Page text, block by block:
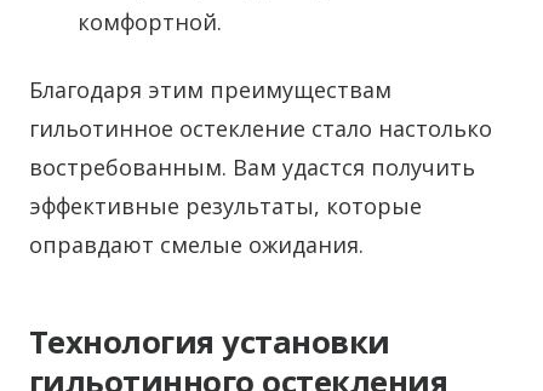
комфортной.
Благодаря этим преимуществам
гильотинное остекление стало настолько
востребованным. Вам удастся получить
эффективные результаты, которые
оправдают смелые ожидания.
Технология установки
гильотинного остекления